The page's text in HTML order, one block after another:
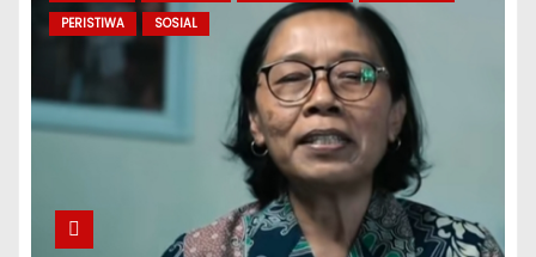
PERISTIWA
SOSIAL